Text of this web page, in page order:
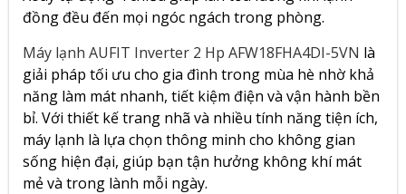
đồng đều đến mọi ngóc ngách trong phòng.
Máy lạnh AUFIT Inverter 2 Hp AFW18FHA4DI-5VN là
giải pháp tối ưu cho gia đình trong mùa hè nhờ khả
năng làm mát nhanh, tiết kiệm điện và vận hành bền
bỉ. Với thiết kế trang nhã và nhiều tính năng tiện ích,
máy lạnh là lựa chọn thông minh cho không gian
sống hiện đại, giúp bạn tận hưởng không khí mát
mẻ và trong lành mỗi ngày.